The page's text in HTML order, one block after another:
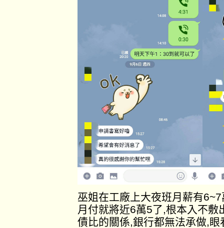
巫姐在工廠上大夜班月薪有
月付就將近6萬5了,根本入不
債比的關係,銀行都無法承做,